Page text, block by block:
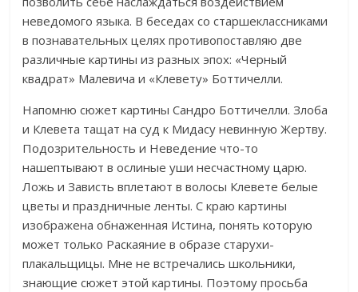
неведомого языка. В беседах со старшеклассниками
в познавательных целях противопоставляю две
различные картины из разных эпох: «Черный
квадрат» Малевича и «Клевету» Боттичелли.
Напомню сюжет картины Сандро Боттичелли. Злоба
и Клевета тащат на суд к Мидасу невинную Жертву.
Подозрительность и Неведение что-то
нашептывают в ослиные уши несчастному царю.
Ложь и Зависть вплетают в волосы Клевете белые
цветы и праздничные ленты. С краю картины
изображена обнаженная Истина, понять которую
может только Раскаяние в образе старухи-
плакальщицы. Мне не встречались школьники,
знающие сюжет этой картины. Поэтому просьба